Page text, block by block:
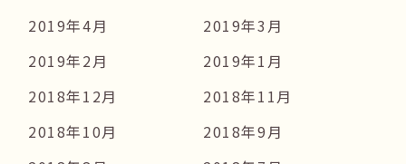
2019年4月
2019年3月
2019年2月
2019年1月
2018年12月
2018年11月
2018年10月
2018年9月